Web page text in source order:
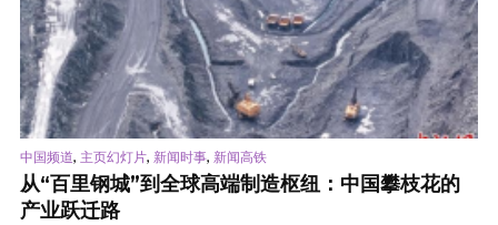
中国频道, 主页幻灯片, 新闻时事, 新闻高铁
从“百里钢城”到全球高端制造枢纽：中国攀枝花的
产业跃迁路